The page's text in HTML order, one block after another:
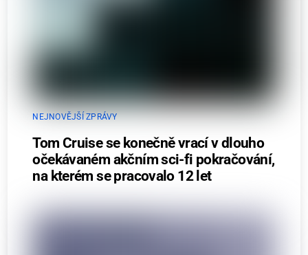
NEJNOVĚJŠÍ ZPRÁVY
Tom Cruise se konečně vrací v dlouho
očekávaném akčním sci-fi pokračování,
na kterém se pracovalo 12 let